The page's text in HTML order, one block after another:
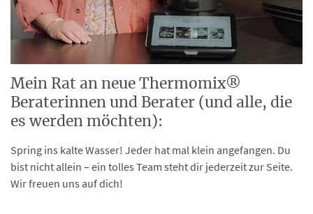
Mein Rat an neue Thermomix®
Beraterinnen und Berater (und alle, die
es werden möchten):
Spring ins kalte Wasser! Jeder hat mal klein angefangen. Du
bist nicht allein – ein tolles Team steht dir jederzeit zur Seite.
Wir freuen uns auf dich!